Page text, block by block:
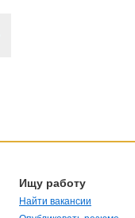
Ищу работу
Найти вакансии